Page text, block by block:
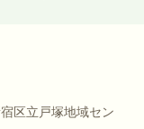
区立戸塚地域セン